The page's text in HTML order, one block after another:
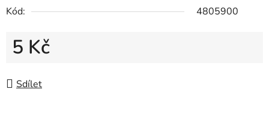
Kód: 4805900
5 Kč
Sdílet